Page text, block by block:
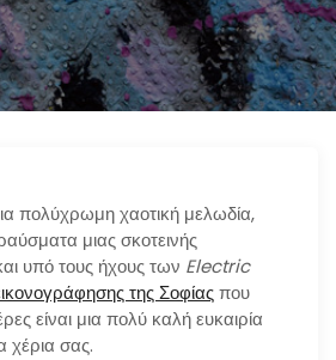
πολύχρωμη χαοτική μελωδία,
μιας σκοτεινής
υπό τους ήχους των Electric
της Σοφίαςπου
είναι μια πολύ καλή ευκαιρία
χέρια σας.